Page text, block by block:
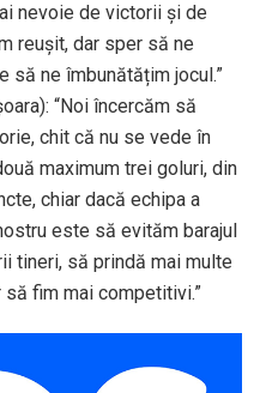
nevoie de victorii și de
reușit, dar sper să ne
să ne îmbunătățim jocul.”
“Noi încercăm să
chit că nu se vede în
maximum trei goluri, din
chiar dacă echipa a
este să evităm barajul
tineri, să prindă mai multe
fim mai competitivi.”